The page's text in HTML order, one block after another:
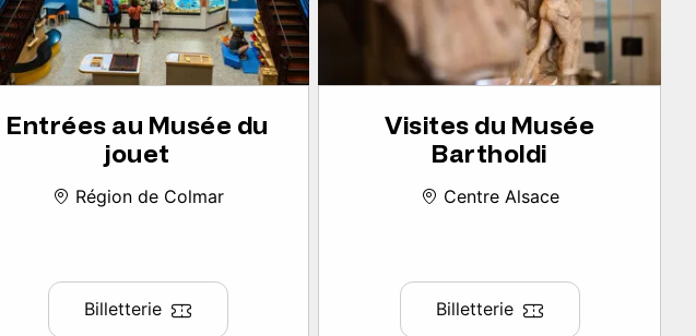
Entrées au Musée du
jouet
Région de Colmar
Billetterie
Visites du Musée
Bartholdi
Centre Alsace
Billetterie